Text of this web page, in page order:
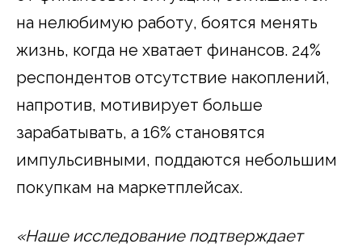
на нелюбимую работу, боятся менять
жизнь, когда не хватает финансов. 24%
респондентов отсутствие накоплений,
напротив, мотивирует больше
зарабатывать, а 16% становятся
импульсивными, поддаются небольшим
покупкам на маркетплейсах.
«Наше исследование подтверждает